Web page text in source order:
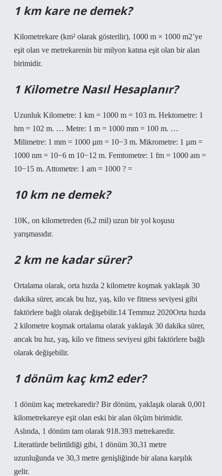
1 km kare ne demek?
Kilometrekare (km² olarak gösterilir), 1000 m × 1000 m2’ye
eşit olan ve metrekarenin bir milyon katına eşit olan bir alan
birimidir.
1 Kilometre Nasıl Hesaplanır?
Uzunluk Kilometre: 1 km = 1000 m = 103 m. Hektometre: 1
hm = 102 m. … Metre: 1 m = 1000 mm = 100 m. …
Milimetre: 1 mm = 1000 µm = 10−3 m. Mikrometre: 1 µm =
1000 nm = 10−6 m 10−12 m. Femtometre: 1 fm = 1000 am =
10−15 m. Attometre: 1 am = 1000 ? =
10 km ne demek?
10K, on ​​kilometreden (6,2 mil) uzun bir yol koşusu
yarışmasıdır.
2 km ne kadar sürer?
Ortalama olarak, orta hızda 2 kilometre koşmak yaklaşık 30
dakika sürer, ancak bu hız, yaş, kilo ve fitness seviyesi gibi
faktörlere bağlı olarak değişebilir.14 Temmuz 2020Orta hızda
2 kilometre koşmak ortalama olarak yaklaşık 30 dakika sürer,
ancak bu hız, yaş, kilo ve fitness seviyesi gibi faktörlere bağlı
olarak değişebilir.
1 dönüm kaç km2 eder?
1 dönüm kaç metrekaredir? Bir dönüm, yaklaşık olarak 0,001
kilometrekareye eşit olan eski bir alan ölçüm birimidir.
Aslında, 1 dönüm tam olarak 918.393 metrekaredir.
Literatürde belirtildiği gibi, 1 dönüm 30,31 metre
uzunluğunda ve 30,3 metre genişliğinde bir alana karşılık
gelir.